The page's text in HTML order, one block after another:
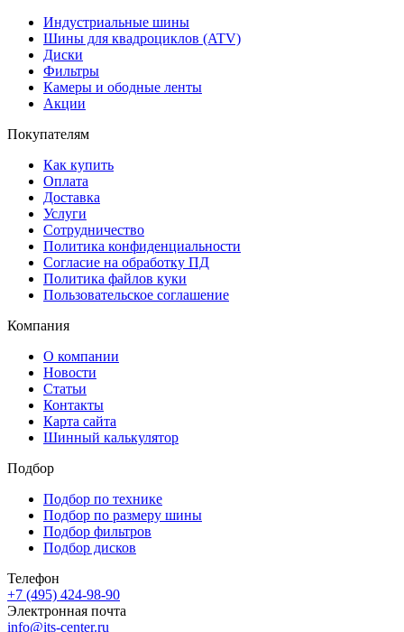
Индустриальные шины
Шины для квадроциклов (ATV)
Диски
Фильтры
Камеры и ободные ленты
Акции
Покупателям
Как купить
Оплата
Доставка
Услуги
Сотрудничество
Политика конфиденциальности
Согласие на обработку ПД
Политика файлов куки
Пользовательское соглашение
Компания
О компании
Новости
Статьи
Контакты
Карта сайта
Шинный калькулятор
Подбор
Подбор по технике
Подбор по размеру шины
Подбор фильтров
Подбор дисков
Телефон
+7 (495) 424-98-90
Электронная почта
info@its-center.ru